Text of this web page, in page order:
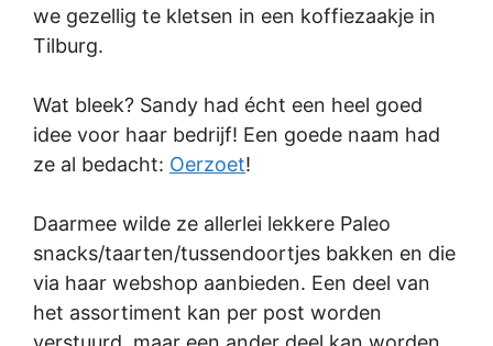
we gezellig te kletsen in een koffiezaakje in
Tilburg.
Wat bleek? Sandy had écht een heel goed
idee voor haar bedrijf! Een goede naam had
ze al bedacht: Oerzoet!
Daarmee wilde ze allerlei lekkere Paleo
snacks/taarten/tussendoortjes bakken en die
via haar webshop aanbieden. Een deel van
het assortiment kan per post worden